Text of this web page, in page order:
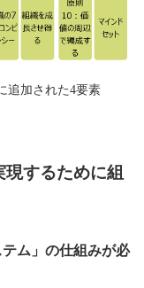
追加された4要素
するために組
テム」の仕組みが必